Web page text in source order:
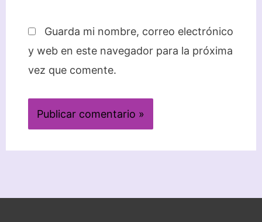
Guarda mi nombre, correo electrónico
y web en este navegador para la próxima
vez que comente.